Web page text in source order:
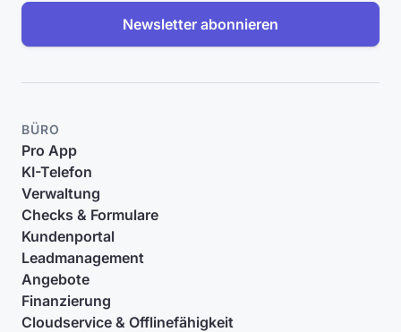
Newsletter abonnieren
BÜRO
Pro App
KI-Telefon
Verwaltung
Checks & Formulare
Kundenportal
Leadmanagement
Angebote
Finanzierung
Cloudservice & Offlinefähigkeit